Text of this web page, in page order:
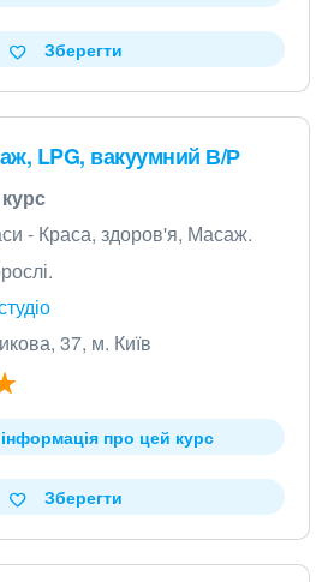
Зберегти
LPG, вакуумний В/Р
- Краса, здоров'я, Масаж.
37, м. Київ
про цей курс
Зберегти